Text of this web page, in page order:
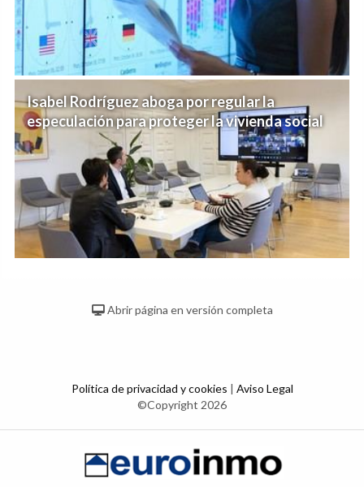
Isabel Rodríguez aboga por regular la
especulación para proteger la vivienda social
Abrir página en versión completa
Política de privacidad y cookies | Aviso Legal
©Copyright 2026